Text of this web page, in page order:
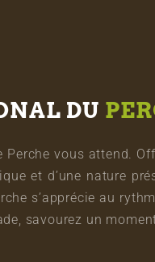
DU
Perche vous attend.
et d’une nature
s’apprécie au
savourez un